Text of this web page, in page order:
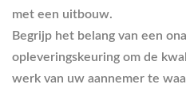
met een uitbouw.
Begrijp het belang van een
opleveringskeuring om de
werk van uw aannemer te